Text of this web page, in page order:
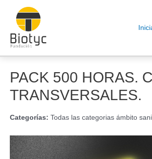
contenido
PACK 500 HORAS.
TRANSVERSALES.
Categorías: Todas las categorias ámbito